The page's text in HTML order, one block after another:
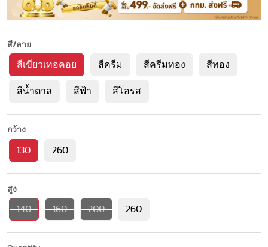
สี/ลาย
สีเขียวเทอคอย สีครีม สีครีมทอง สีทอง
สีน้ำตาล สีฟ้า สีโอรส
กว้าง
130 260
สูง
140 160 200 260